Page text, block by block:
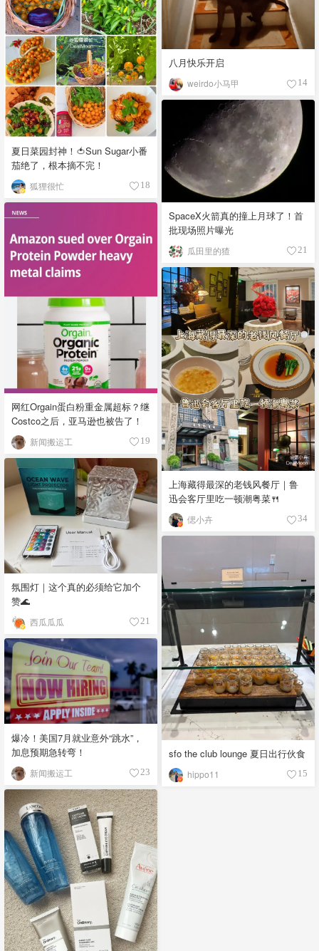
八月快乐开启
weirdo小马甲 14
夏日菜园封神！🍅Sun Sugar小番
茄绝了，根本摘不完！
狐狸很忙 18
SpaceX火箭真的撞上月球了！首
批现场照片曝光
瓜田里的猹 21
网红Orgain蛋白粉重金属超标？继
Costco之后，亚马逊也被告了！
新闻搬运工 19
上海藏得最深的老钱风餐厅｜鲁
迅会客厅里吃一顿潮粤菜🍴
偲小卉 34
氛围灯｜这个真的必须给它加个
赞🌊
西瓜瓜瓜 21
sfo the club lounge 夏日出行伙食
hippo11 15
爆冷！美国7月就业意外“跳水”，
加息预期急转弯！
新闻搬运工 23